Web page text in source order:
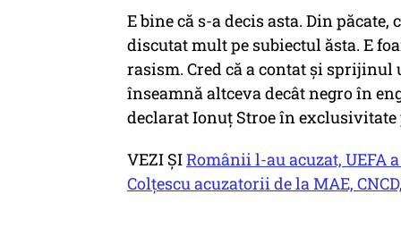
E bine că s-a decis asta. Din
discutat mult pe subiectul ăsta. E
rasism. Cred că a contat şi
înseamnă altceva decât negro în
declarat Ionuţ Stroe în exclusivitate
VEZI ŞIRomânii l-au acuzat, UEFA
Colțescu acuzatorii de la MAE,